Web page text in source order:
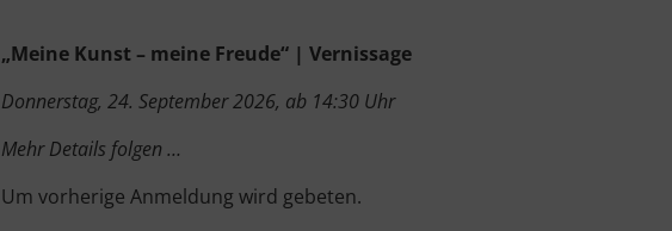
„Meine Kunst – meine Freude“ | Vernissage
Donnerstag, 24. September 2026, ab 14:30 Uhr
Mehr Details folgen …
Um vorherige Anmeldung wird gebeten.